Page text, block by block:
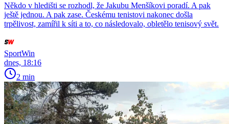
Někdo v hledišti se rozhodl, že Jakubu Menšíkovi poradí. A pak
ještě jednou. A pak zase. Českému tenistovi nakonec došla
trpělivost, zamířil k síti a to, co následovalo, obletělo tenisový svět.
SportWin
dnes, 18:16
2 min